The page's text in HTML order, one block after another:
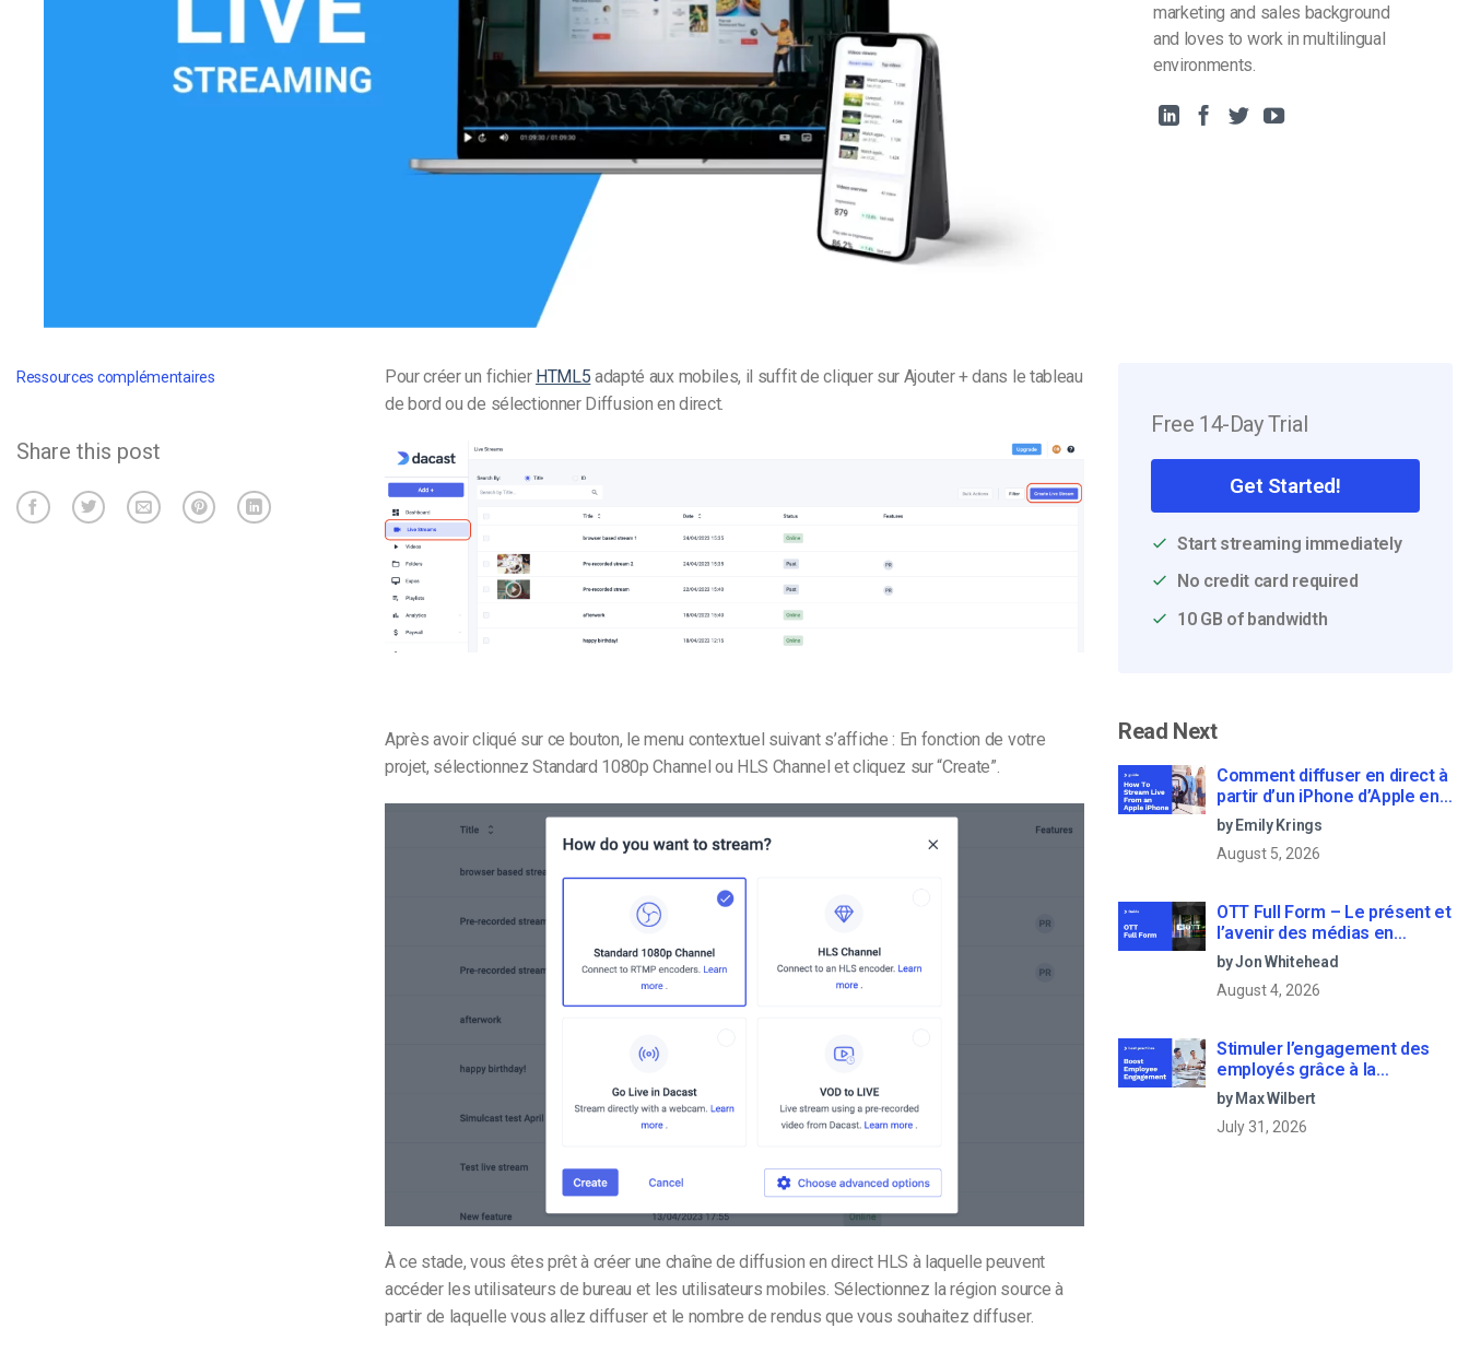
CMS vidéo
Confidentialité et sécurité
Monétisation vidéo
Marketing vidéo
d’apprentissage en ligne
marketing and sales background
and loves to work in multilingual
environments.
Ressources complémentaires
Share this post
Pour créer un fichier HTML5 adapté aux mobiles, il suffit de cliquer sur Ajouter + dans le tableau
de bord ou de sélectionner Diffusion en direct.
Après avoir cliqué sur ce bouton, le menu contextuel suivant s’affiche : En fonction de votre
projet, sélectionnez Standard 1080p Channel ou HLS Channel et cliquez sur “Create”.
À ce stade, vous êtes prêt à créer une chaîne de diffusion en direct HLS à laquelle peuvent
accéder les utilisateurs de bureau et les utilisateurs mobiles. Sélectionnez la région source à
partir de laquelle vous allez diffuser et le nombre de rendus que vous souhaitez diffuser.
Free 14-Day Trial
Get Started!
Start streaming immediately
No credit card required
10 GB of bandwidth
Read Next
Comment diffuser en direct à
partir d’un iPhone d’Apple en
6 étapes faciles
by Emily Krings
August 5, 2026
OTT Full Form – Le présent et
l’avenir des médias en
continu
by Jon Whitehead
August 4, 2026
Stimuler l’engagement des
employés grâce à la
communication d’entreprise
en direct
by Max Wilbert
July 31, 2026